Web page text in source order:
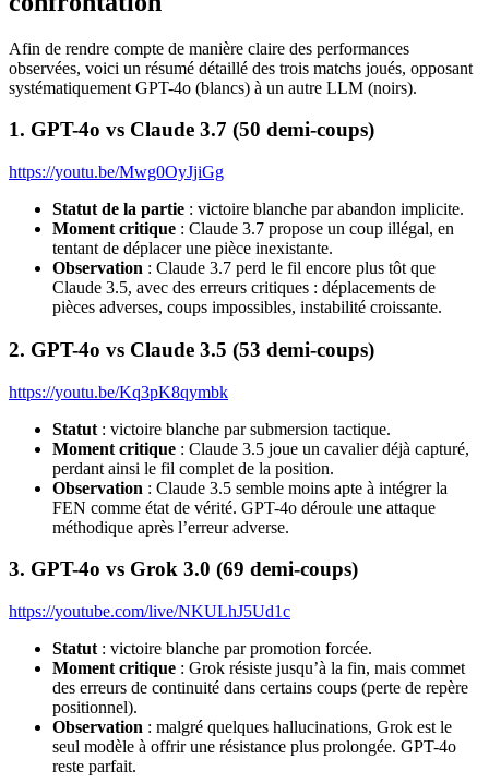
Afin de rendre compte de manière claire des performances
observées, voici un résumé détaillé des trois matchs joués, opposant
systématiquement GPT-4o (blancs) à un autre LLM (noirs).
1. GPT-4o vs Claude 3.7 (50 demi-coups)
https://youtu.be/Mwg0OyJjiGg
Statut de la partie : victoire blanche par abandon implicite.
Moment critique : Claude 3.7 propose un coup illégal, en
tentant de déplacer une pièce inexistante.
Observation : Claude 3.7 perd le fil encore plus tôt que
Claude 3.5, avec des erreurs critiques : déplacements de
pièces adverses, coups impossibles, instabilité croissante.
2. GPT-4o vs Claude 3.5 (53 demi-coups)
https://youtu.be/Kq3pK8qymbk
Statut : victoire blanche par submersion tactique.
Moment critique : Claude 3.5 joue un cavalier déjà capturé,
perdant ainsi le fil complet de la position.
Observation : Claude 3.5 semble moins apte à intégrer la
FEN comme état de vérité. GPT-4o déroule une attaque
méthodique après l’erreur adverse.
3. GPT-4o vs Grok 3.0 (69 demi-coups)
https://youtube.com/live/NKULhJ5Ud1c
Statut : victoire blanche par promotion forcée.
Moment critique : Grok résiste jusqu’à la fin, mais commet
des erreurs de continuité dans certains coups (perte de repère
positionnel).
Observation : malgré quelques hallucinations, Grok est le
seul modèle à offrir une résistance plus prolongée. GPT-4o
reste parfait.